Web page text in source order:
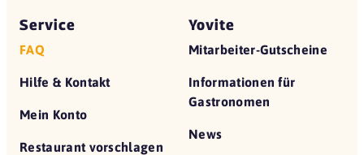
Service
FAQ
Hilfe & Kontakt
Mein Konto
Restaurant vorschlagen
Yovite
Mitarbeiter-Gutscheine
Informationen für
Gastronomen
News